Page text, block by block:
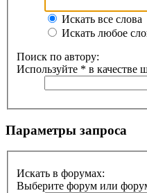
Искать все слова
Искать любое
Поиск по автору:
Используйте * в качестве
Параметры запроса
Искать в форумах:
Выберите форум или